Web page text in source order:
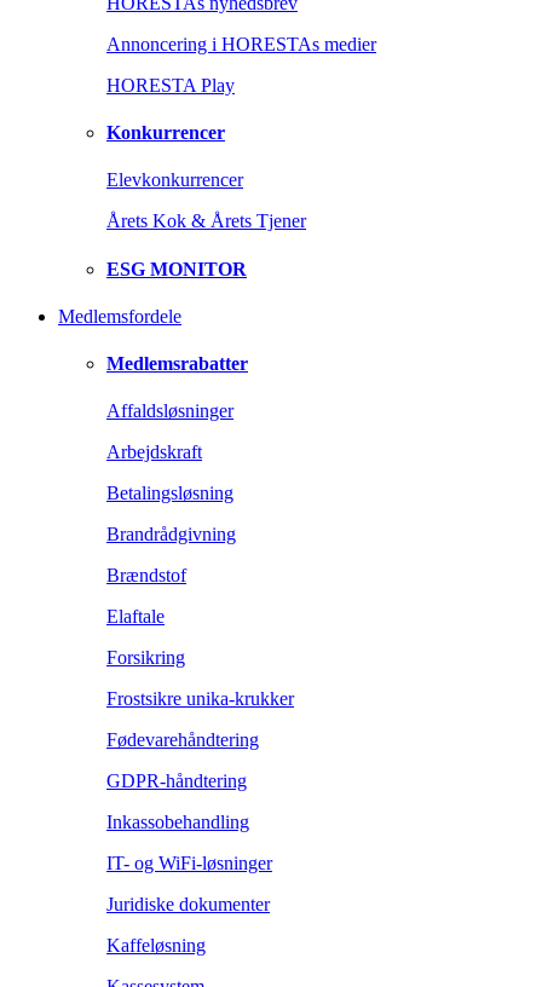
Annoncering i HORESTAs medier
HORESTA Play
Konkurrencer
Elevkonkurrencer
Årets Kok & Årets Tjener
ESG MONITOR
Medlemsfordele
Medlemsrabatter
Affaldsløsninger
Arbejdskraft
Betalingsløsning
Brandrådgivning
Brændstof
Elaftale
Forsikring
Frostsikre unika-krukker
Fødevarehåndtering
GDPR-håndtering
Inkassobehandling
IT- og WiFi-løsninger
Juridiske dokumenter
Kaffeløsning